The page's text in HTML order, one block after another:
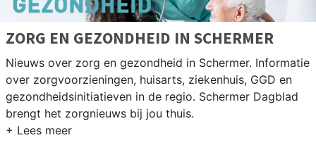
ZORG EN GEZONDHEID IN SCHERMER
Nieuws over zorg en gezondheid in Schermer. Informatie
over zorgvoorzieningen, huisarts, ziekenhuis, GGD en
gezondheidsinitiatieven in de regio. Schermer Dagblad
brengt het zorgnieuws bij jou thuis.